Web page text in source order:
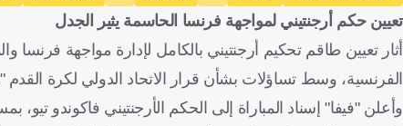
تعيين حكم أرجنتيني لمواجهة فرنسا الحاسمة يثير الجدل
الفرنسية، وسط تساؤلات بشأن قرار الاتحاد الدولي لكرة القدم
وأعلن "فيفا" إسناد المباراة إلى الحكم الأرجنتيني فاكوندو